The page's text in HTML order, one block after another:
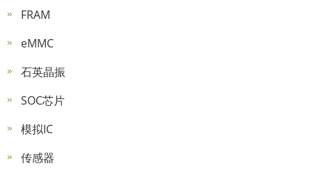
FRAM
eMMC
石英晶振
SOC芯片
模拟IC
传感器